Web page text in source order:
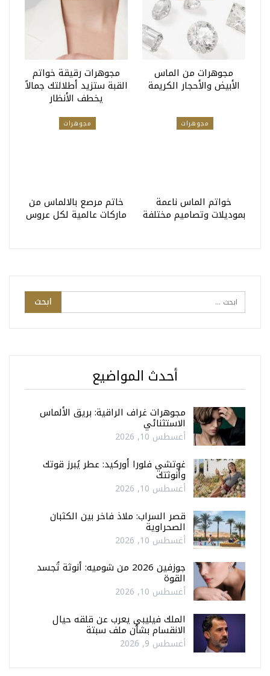
مجوهرات من الماس
الأبيض والأحجار الكريمة
مجوهرات رقيقة خواتم
القبة ستزيد أطلالتك جمالاً
يخطف الأنظار
مجوهرات
خواتم الماس ناعمة
بموديلات وتصاميم مختلفة
مجوهرات
خاتم مرصع بالالماس من
ماركات عالمية لكل عروس
أحدث المواضيع
مجوهرات غراف الراقية: بريق الألماس
الاستثنائي
أغسطس 10, 2026
غوتشي فلورا أوركيد: عطر يُبرز قوتك
وأنوثتك
أغسطس 10, 2026
قصر السراب: ملاذ فاخر بين الكثبان
الصحراوية
أغسطس 10, 2026
جوزفين 2026 من شوميه: أنوثة تُجسد
القوة
أغسطس 10, 2026
الملك فيليبي يعرب عن قلقه حيال
الانقسام بشأن ملف سبتة
أغسطس 9, 2026